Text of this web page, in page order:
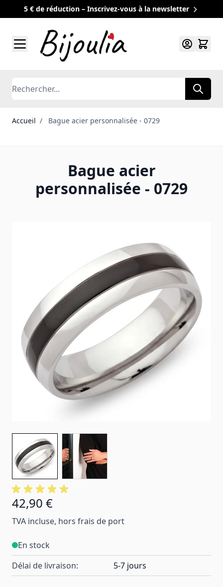
5 € de réduction – Inscrivez-vous à la newsletter
Rechercher
Accueil / Bague acier personnalisée - 0729
Bague acier
personnalisée - 0729
À partir de:
42,90 €
TVA incluse, hors frais de port
En stock
Délai de livraison:
5-7 jours